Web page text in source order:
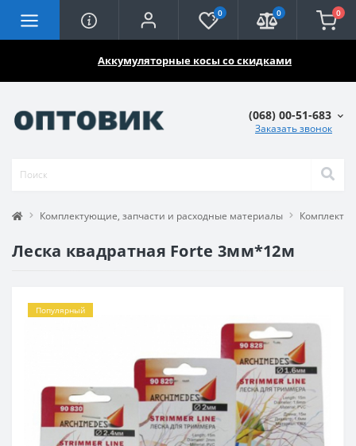
Аккумуляторные косы со скидками
0 0 0
(068) 00-51-683
Заказать звонок
Комплектующие, запчасти и расходные материалы
Леска квадратная Forte 3мм*12м
Популярный